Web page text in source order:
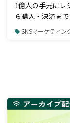
1億人の手元にレ
ら購入・決済ま
SNSマーケティン